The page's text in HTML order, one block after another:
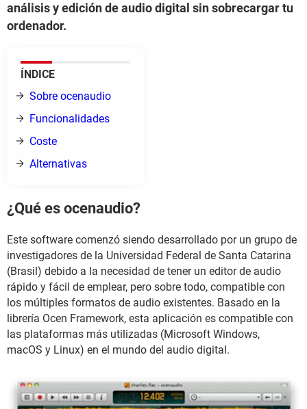
análisis y edición de audio digital sin sobrecargar tu
ordenador.
ÍNDICE
Sobre ocenaudio
Funcionalidades
Coste
Alternativas
¿Qué es ocenaudio?
Este software comenzó siendo desarrollado por un grupo de
investigadores de la Universidad Federal de Santa Catarina
(Brasil) debido a la necesidad de tener un editor de audio
rápido y fácil de emplear, pero sobre todo, compatible con
los múltiples formatos de audio existentes. Basado en la
librería Ocen Framework, esta aplicación es compatible con
las plataformas más utilizadas (Microsoft Windows,
macOS y Linux) en el mundo del audio digital.